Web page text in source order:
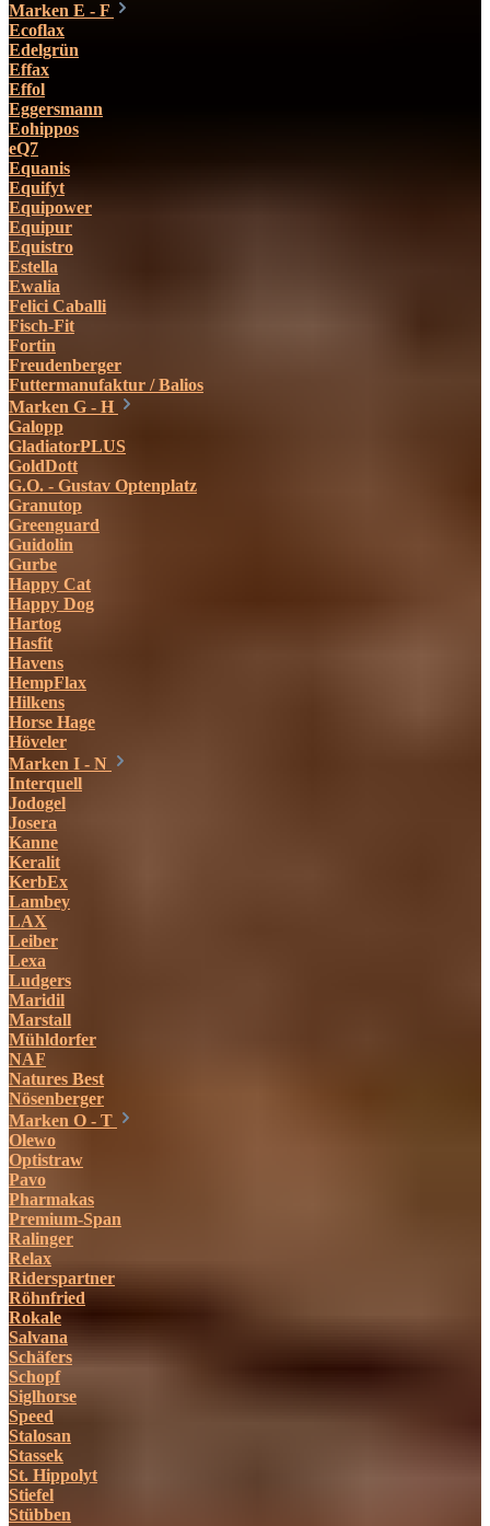
Marken E - F
Ecoflax
Edelgrün
Effax
Effol
Eggersmann
Eohippos
eQ7
Equanis
Equifyt
Equipower
Equipur
Equistro
Estella
Ewalia
Felici Caballi
Fisch-Fit
Fortin
Freudenberger
Futtermanufaktur / Balios
Marken G - H
Galopp
GladiatorPLUS
GoldDott
G.O. - Gustav Optenplatz
Granutop
Greenguard
Guidolin
Gurbe
Happy Cat
Happy Dog
Hartog
Hasfit
Havens
HempFlax
Hilkens
Horse Hage
Höveler
Marken I - N
Interquell
Jodogel
Josera
Kanne
Keralit
KerbEx
Lambey
LAX
Leiber
Lexa
Ludgers
Maridil
Marstall
Mühldorfer
NAF
Natures Best
Nösenberger
Marken O - T
Olewo
Optistraw
Pavo
Pharmakas
Premium-Span
Ralinger
Relax
Riderspartner
Röhnfried
Rokale
Salvana
Schäfers
Schopf
Siglhorse
Speed
Stalosan
Stassek
St. Hippolyt
Stiefel
Stübben